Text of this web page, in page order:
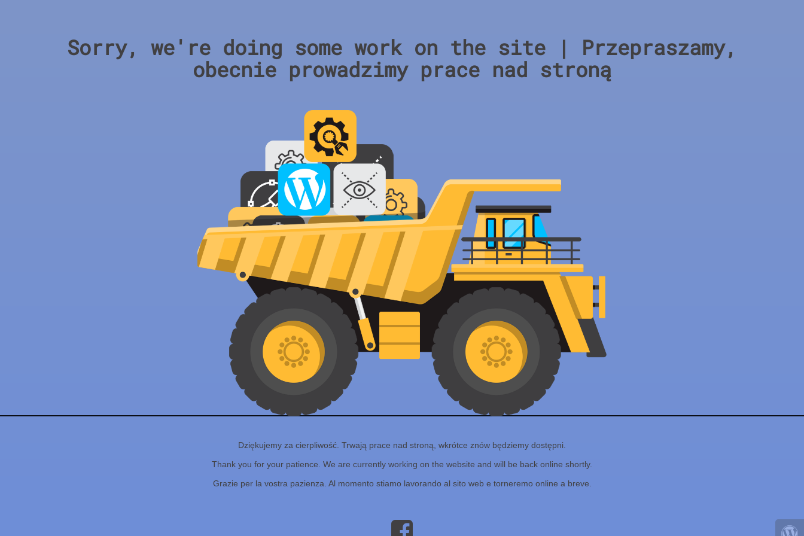
Sorry, we're doing some work on the site | Przepraszamy,
obecnie prowadzimy prace nad stroną
Dziękujemy za cierpliwość. Trwają prace nad stroną, wkrótce znów będziemy dostępni.
Thank you for your patience. We are currently working on the website and will be back online shortly.
Grazie per la vostra pazienza. Al momento stiamo lavorando al sito web e torneremo online a breve.